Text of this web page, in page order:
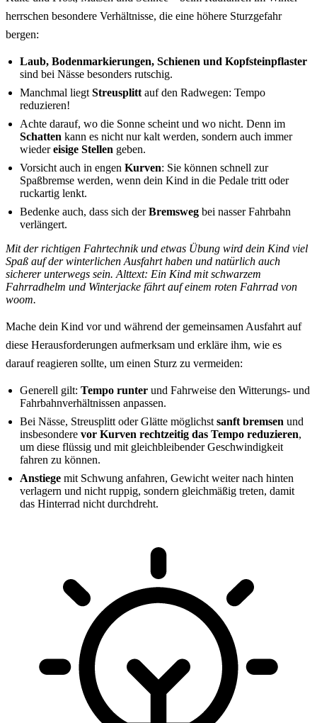
herrschen besondere Verhältnisse, die eine höhere Sturzgefahr
bergen:
Laub, Bodenmarkierungen, Schienen und Kopfsteinpflaster
sind bei Nässe besonders rutschig.
Manchmal liegt Streusplitt auf den Radwegen: Tempo
reduzieren!
Achte darauf, wo die Sonne scheint und wo nicht. Denn im
Schatten kann es nicht nur kalt werden, sondern auch immer
wiedereisige Stellen geben.
Vorsicht auch in engen Kurven: Sie können schnell zur
Spaßbremse werden, wenn dein Kind in die Pedale tritt oder
ruckartig lenkt.
Bedenke auch, dass sich derBremsweg bei nasser Fahrbahn
verlängert.
Mit der richtigen Fahrtechnik und etwas Übung wird dein Kind viel
Spaß auf der winterlichen Ausfahrt haben und natürlich auch
sicherer unterwegs sein. Alttext: Ein Kind mit schwarzem
Fahrradhelm und Winterjacke fährt auf einem roten Fahrrad von
woom.
Mache dein Kind vor und während der gemeinsamen Ausfahrt auf
diese Herausforderungen aufmerksam und erkläre ihm, wie es
darauf reagieren sollte, um einen Sturz zu vermeiden:
Generell gilt: Tempo runter und Fahrweise den Witterungs- und
Fahrbahnverhältnissen anpassen.
Bei Nässe, Streusplitt oder Glätte möglichst sanft bremsen und
insbesondere vor Kurven rechtzeitig das Tempo reduzieren,
um diese flüssig und mit gleichbleibender Geschwindigkeit
fahren zu können.
Anstiege mit Schwung anfahren, Gewicht weiter nach hinten
verlagern und nicht ruppig, sondern gleichmäßig treten, damit
das Hinterrad nicht durchdreht.